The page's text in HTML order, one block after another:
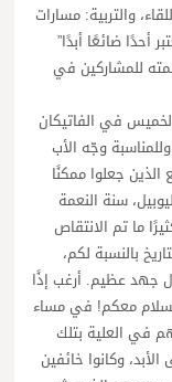
والتربية: مسارات
أحدًا ضائعًا أبدًا”
للمشاركين في
في الفاتيكان
وجّه الأب
جعلوا ممكنًا
سنة النعمة
ما تم الانتقاص
بالنسبة لكم،
جهد عظيم. أرغب إذًا
معكم! في مساء
في العلية بتلك
وكانوا خائفين